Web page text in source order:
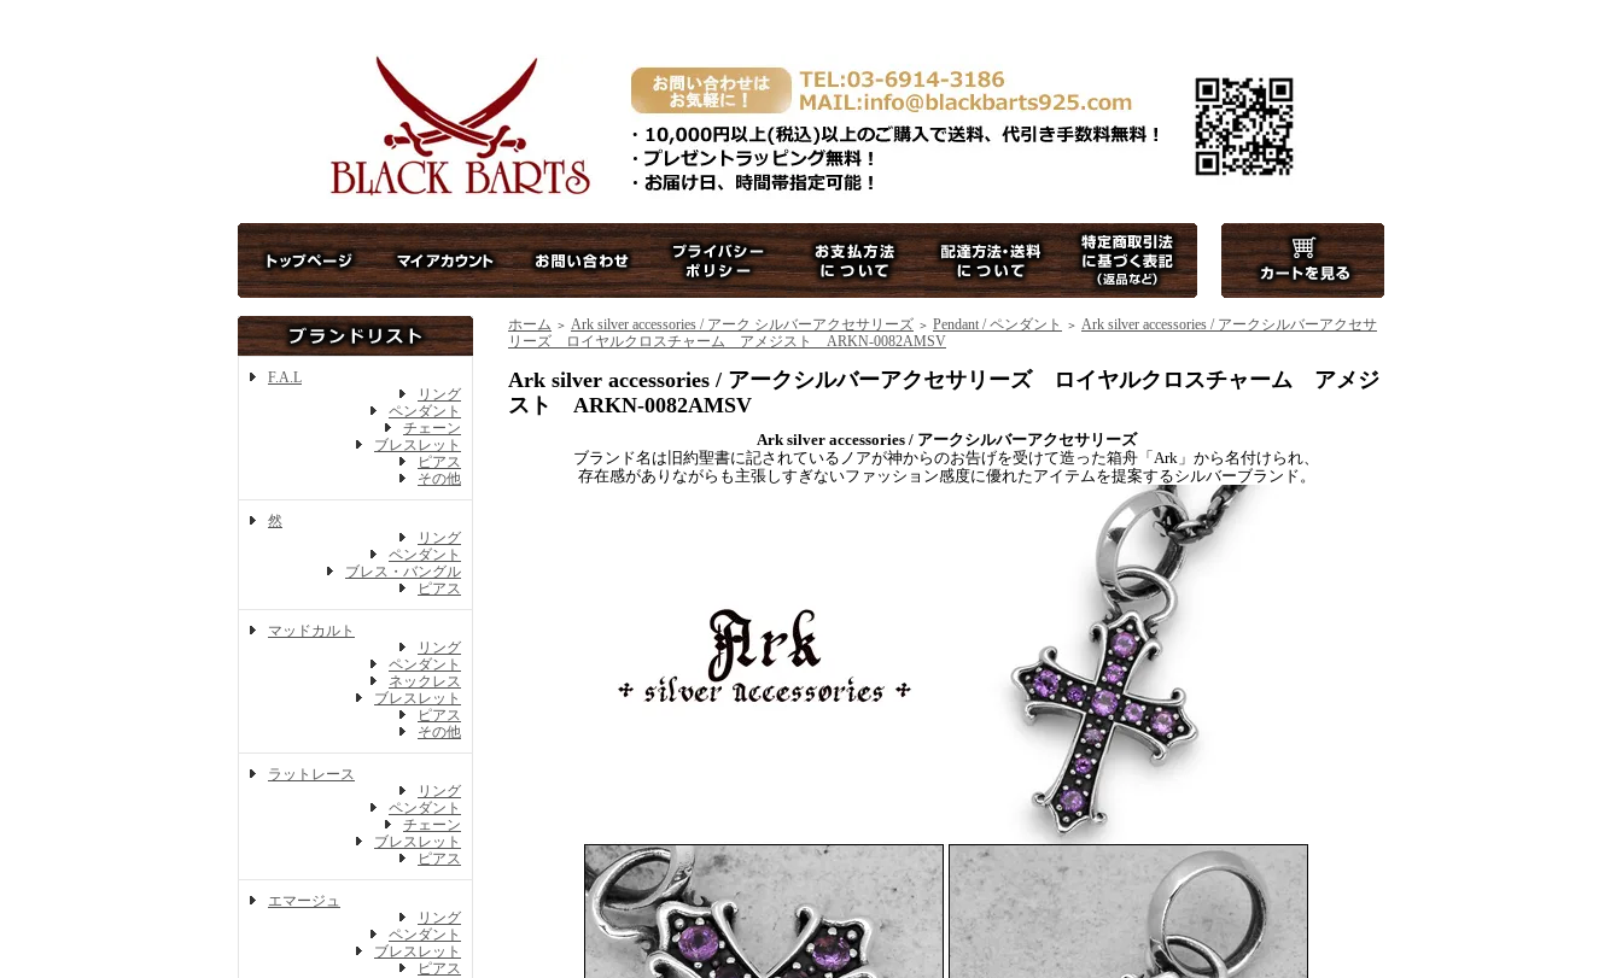
F.A.L
リング
ペンダント
チェーン
ブレスレット
ピアス
その他
然
リング
ペンダント
ブレス・バングル
ピアス
マッドカルト
リング
ペンダント
ネックレス
ブレスレット
ピアス
その他
ラットレース
リング
ペンダント
チェーン
ブレスレット
ピアス
エマージュ
リング
ペンダント
ブレスレット
ピアス
ホーム ＞ Ark silver accessories / アーク シルバーアクセサリーズ ＞ Pendant / ペンダント ＞ Ark silver accessories / アークシルバーアクセサ
リーズ ロイヤルクロスチャーム アメジスト ARKN-0082AMSV
Ark silver accessories / アークシルバーアクセサリーズ ロイヤルクロスチャーム アメジ
スト ARKN-0082AMSV
Ark silver accessories / アークシルバーアクセサリーズ
ブランド名は旧約聖書に記されているノアが神からのお告げを受けて造った箱舟「Ark」から名付けられ、
存在感がありながらも主張しすぎないファッション感度に優れたアイテムを提案するシルバーブランド。